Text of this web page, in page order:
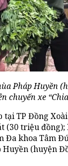
Pháp Huyền
chuyến xe
tại TP Đồng
(30 triệu
Đa khoa Tâm
(huyện